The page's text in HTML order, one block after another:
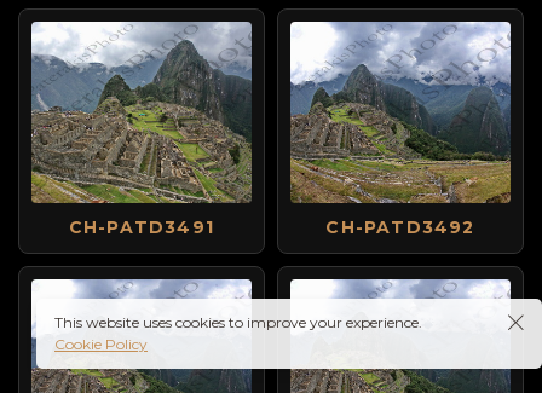
CH-PATD3491 CH-PATD3492
This website uses cookies to improve your experience.
Cookie Policy